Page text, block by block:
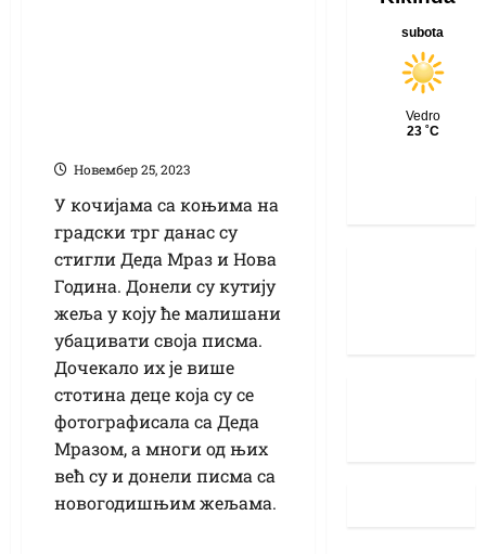
Новембер 25, 2023
У кочијама са коњима на
градски трг данас су
стигли Деда Мраз и Нова
Година. Донели су кутију
жеља у коју ће малишани
убацивати своја писма.
Дочекало их је више
стотина деце која су се
фотографисала са Деда
Мразом, а многи од њих
већ су и донели писма са
новогодишњим жељама.